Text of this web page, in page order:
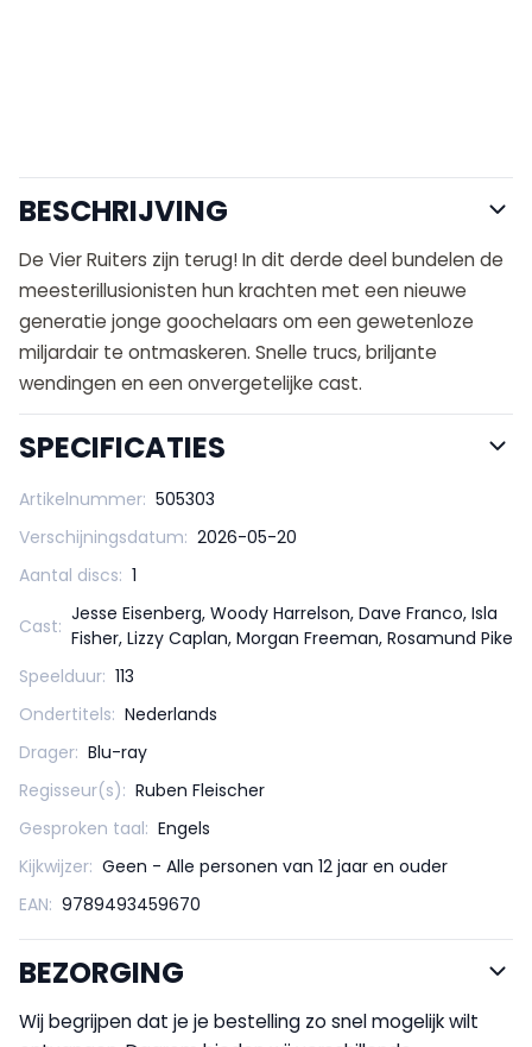
BESCHRIJVING
De Vier Ruiters zijn terug! In dit derde deel bundelen de
meesterillusionisten hun krachten met een nieuwe
generatie jonge goochelaars om een gewetenloze
miljardair te ontmaskeren. Snelle trucs, briljante
wendingen en een onvergetelijke cast.
SPECIFICATIES
Artikelnummer: 505303
Verschijningsdatum: 2026-05-20
Aantal discs: 1
Cast:
Jesse Eisenberg, Woody Harrelson, Dave Franco, Isla
Fisher, Lizzy Caplan, Morgan Freeman, Rosamund Pike
Speelduur: 113
Ondertitels: Nederlands
Drager: Blu-ray
Regisseur(s): Ruben Fleischer
Gesproken taal: Engels
Kijkwijzer: Geen - Alle personen van 12 jaar en ouder
EAN: 9789493459670
BEZORGING
Wij begrijpen dat je je bestelling zo snel mogelijk wilt